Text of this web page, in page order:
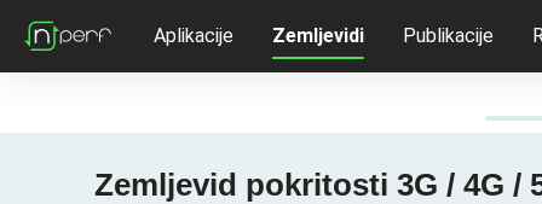
Aplikacije Zemljevidi Publikacije
Zemljevid pokritosti 3G / 4G /